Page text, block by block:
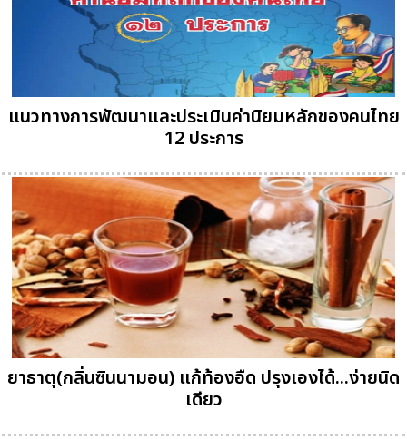
แนวทางการพัฒนาและประเมินค่านิยมหลักของคนไทย
12 ประการ
ยาธาตุ(กลิ่นซินนามอน) แก้ท้องอืด ปรุงเองได้...ง่ายนิด
เดียว